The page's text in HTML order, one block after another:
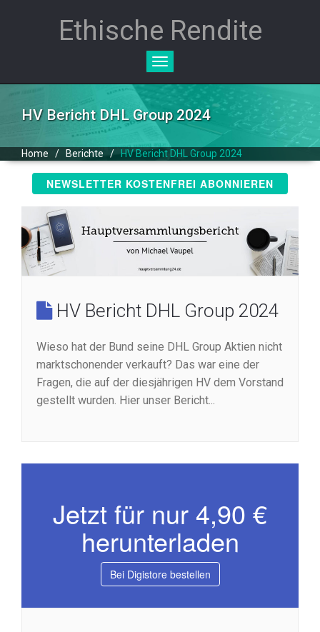
Ethische Rendite
Toggle
HV Bericht DHL Group 2024
Home / Berichte / HV Bericht DHL Group 2024
NEWSLETTER KOSTENFREI ABONNIEREN
HV Bericht DHL Group 2024
Wieso hat der Bund seine DHL Group Aktien nicht
marktschonender verkauft? Das war eine der
Fragen, die auf der diesjährigen HV dem Vorstand
gestellt wurden. Hier unser Bericht...
Jetzt für nur 4,90 €
herunterladen
Bei Digistore bestellen